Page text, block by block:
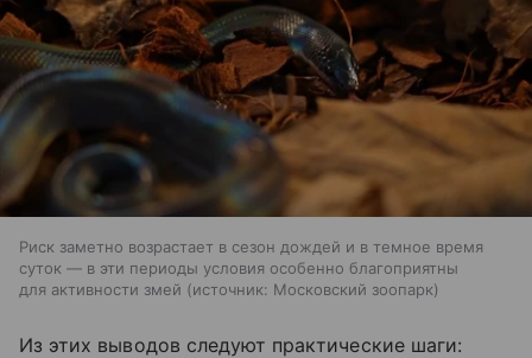
Риск заметно возрастает в сезон дождей и в темное время
суток — в эти периоды условия особенно благоприятны
для активности змей
источник: Московский зоопарк
Из этих выводов следуют практические шаги: